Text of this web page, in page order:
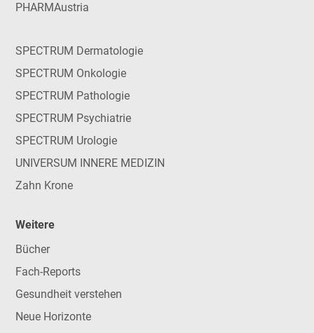
PHARMAustria
SPECTRUM Dermatologie
SPECTRUM Onkologie
SPECTRUM Pathologie
SPECTRUM Psychiatrie
SPECTRUM Urologie
UNIVERSUM INNERE MEDIZIN
Zahn Krone
Weitere
Bücher
Fach-Reports
Gesundheit verstehen
Neue Horizonte